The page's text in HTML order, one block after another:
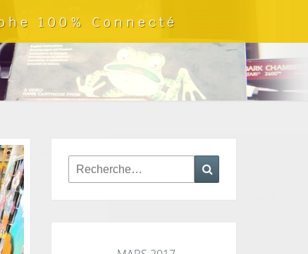
100% Connecté
Rechercher :